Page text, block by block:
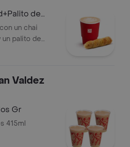
de
un chai
palito de
Valdez
Gr
415ml